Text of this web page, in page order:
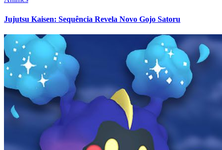
Jujutsu Kaisen: Sequência Revela Novo Gojo Satoru